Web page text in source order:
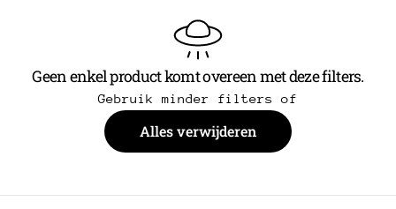
Geen enkel product komt overeen met deze filters.
Gebruik minder filters of
Alles verwijderen